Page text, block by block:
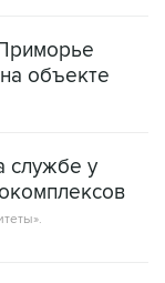
объекте
службе у